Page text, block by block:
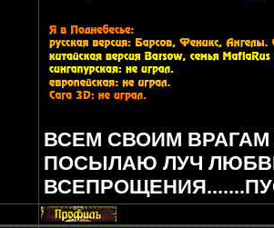
ВСЕМ СВОИМ
ПОСЫЛАЮ ЛУЧ